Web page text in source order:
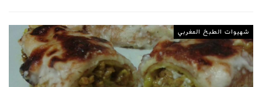
شهيوات الطبخ المغربي